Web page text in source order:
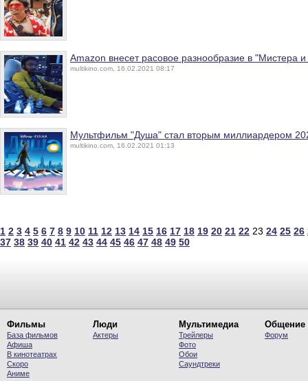
Amazon внесет расовое разнообразие в "Мистера
multikino.com, 16.02.2021 08:17
Мультфильм "Душа" стал вторым миллиардером
multikino.com, 16.02.2021 01:13
1 2 3 4 5 6 7 8 9 10 11 12 13 14 15 16 17 18 19 20 21 22 23 24 25 26
37 38 39 40 41 42 43 44 45 46 47 48 49 50
Фильмы
База фильмов
Афиша
В кинотеатрах
Скоро
Аниме
Люди
Актеры
Мультимедиа
Трейлеры
Фото
Обои
Саундтреки
Общение
Форум